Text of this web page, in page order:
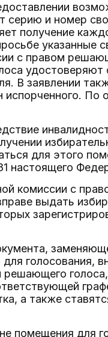
серию и номер
получение
указанные
с правом
В заявлении
По
для этого
настоящего
комиссии с
выдать
голосования,
решающего
а также
помещения для